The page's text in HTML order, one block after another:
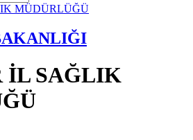
İL SAĞLIK